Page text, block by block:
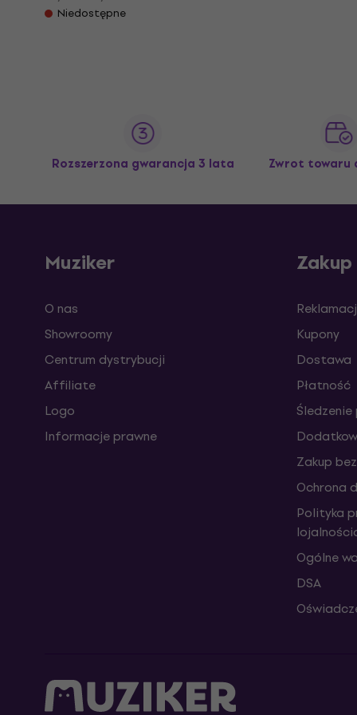
Niedostępne
Rozszerzona gwarancja 3 lata Zwrot towaru
Muziker
O nas
Showroomy
Centrum dystrybucji
Affiliate
Logo
Informacje prawne
Zakup
Kupony
Dostawa
Płatność
Śledzenie
Zakup
Ochrona
Polityka
Ogólne
DSA